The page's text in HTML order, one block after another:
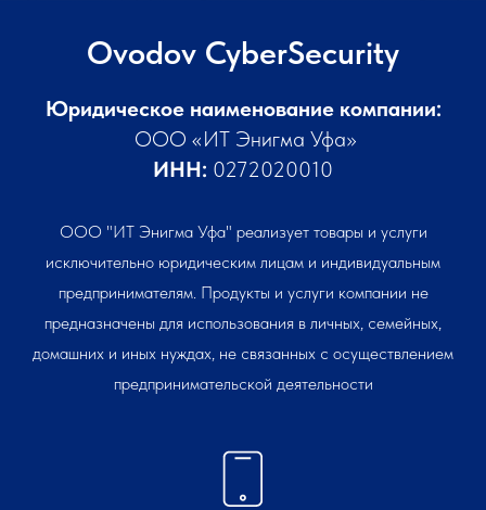
Ovodov CyberSecurity
Юридическое наименование компании:
ООО «ИТ Энигма Уфа»
ИНН: 0272020010
ООО "ИТ Энигма Уфа" реализует товары и услуги
исключительно юридическим лицам и индивидуальным
предпринимателям. Продукты и услуги компании не
предназначены для использования в личных, семейных,
домашних и иных нуждах, не связанных с осуществлением
предпринимательской деятельности